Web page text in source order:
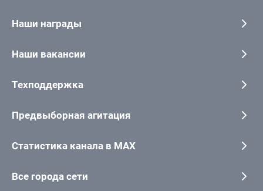
Наши награды
Наши вакансии
Техподдержка
Предвыборная агитация
Статистика канала в MAX
Все города сети